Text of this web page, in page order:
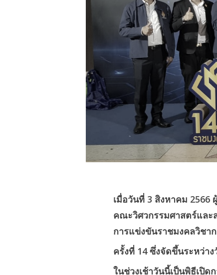
เมื่อวันที่ 3 สิงหาคม
คณะวิศวกรรมศาสตร์และ
การแข่งขันราชมงคลวิชา
ครั้งที่ 14 ซึ่งจัดขึ้นระหว่า
ในช่วงเช้าวันนี้เป็นพิธีเปิ